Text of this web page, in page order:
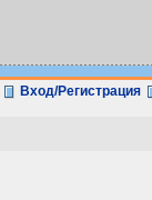
Вход/Регистрация